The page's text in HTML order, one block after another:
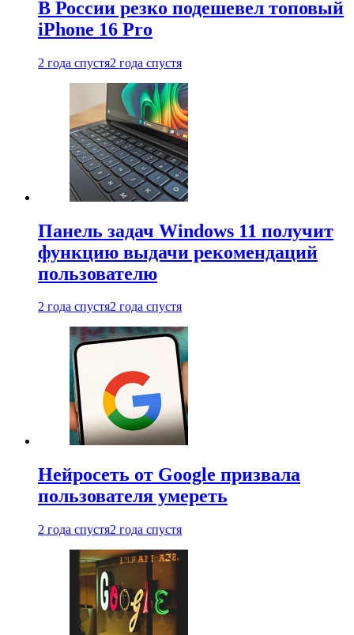
В России резко подешевел топовый
iPhone 16 Pro
2 года спустя2 года спустя
Панель задач Windows 11 получит
функцию выдачи рекомендаций
пользователю
2 года спустя2 года спустя
Нейросеть от Google призвала
пользователя умереть
2 года спустя2 года спустя